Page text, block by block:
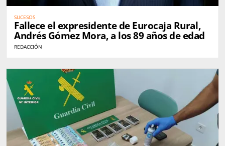
SUCESOS
Fallece el expresidente de Eurocaja Rural,
Andrés Gómez Mora, a los 89 años de edad
REDACCIÓN